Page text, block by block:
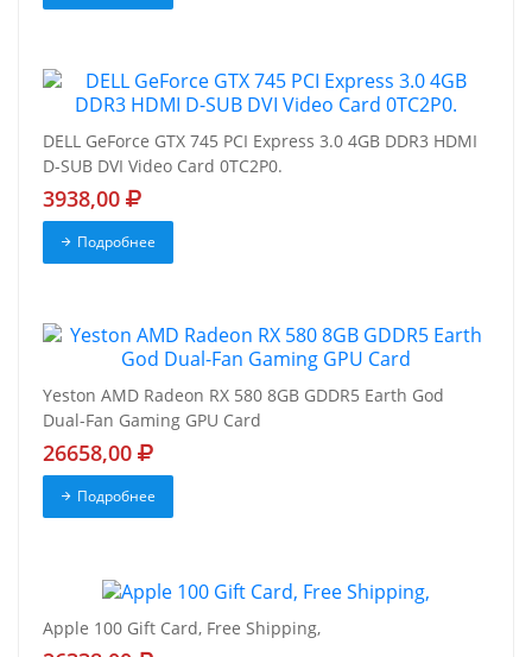
DELL GeForce GTX 745 PCI Express 3.0 4GB DDR3 HDMI
D-SUB DVI Video Card 0TC2P0.
3938,00
Подробнее
Yeston AMD Radeon RX 580 8GB GDDR5 Earth God
Dual-Fan Gaming GPU Card
26658,00
Подробнее
Apple 100 Gift Card, Free Shipping,